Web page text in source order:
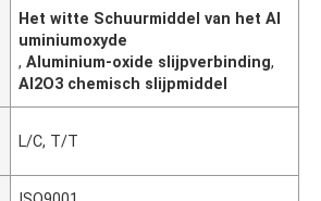
Het witte Schuurmiddel van het Al
uminiumoxyde
,Aluminium-oxide slijpverbinding,
Al2O3 chemisch slijpmiddel
L/C, T/T